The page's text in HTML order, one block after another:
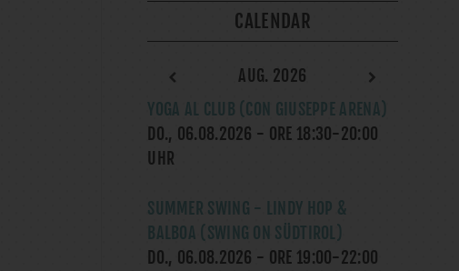
CALENDAR
AUG. 2026
YOGA AL CLUB (CON GIUSEPPE ARENA)
DO., 06.08.2026 - ORE 18:30-20:00
UHR
SUMMER SWING - LINDY HOP &
BALBOA (SWING ON SÜDTIROL)
DO., 06.08.2026 - ORE 19:00-22:00